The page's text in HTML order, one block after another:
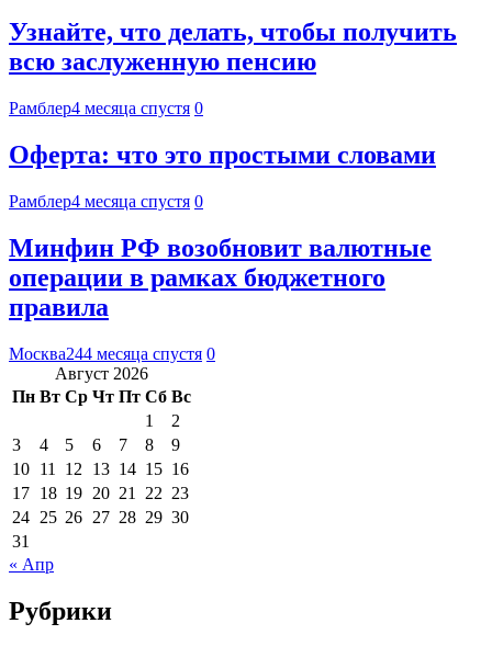
Узнайте, что делать, чтобы получить
всю заслуженную пенсию
Рамблер4 месяца спустя 0
Оферта: что это простыми словами
Рамблер4 месяца спустя 0
Минфин РФ возобновит валютные
операции в рамках бюджетного
правила
Москва244 месяца спустя 0
Август 2026
Пн Вт Ср Чт Пт Сб Вс
1
2
3
4 5 6 7 8
9
10 11 12 13 14 15 16
17 18 19 20 21 22 23
24 25 26 27 28 29 30
31
« Апр
Рубрики